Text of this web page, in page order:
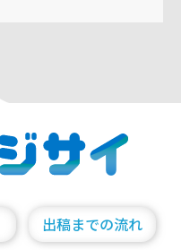
出稿までの流れ